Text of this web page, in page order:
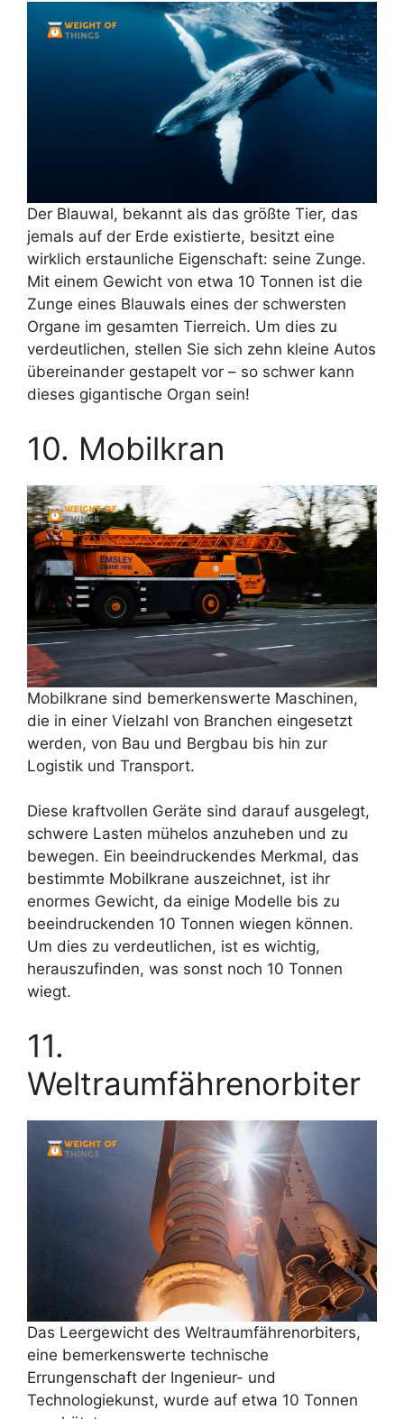
Der Blauwal, bekannt als das größte Tier, das
jemals auf der Erde existierte, besitzt eine
wirklich erstaunliche Eigenschaft: seine Zunge.
Mit einem Gewicht von etwa 10 Tonnen ist die
Zunge eines Blauwals eines der schwersten
Organe im gesamten Tierreich. Um dies zu
verdeutlichen, stellen Sie sich zehn kleine Autos
übereinander gestapelt vor – so schwer kann
dieses gigantische Organ sein!
10. Mobilkran
Mobilkrane sind bemerkenswerte Maschinen,
die in einer Vielzahl von Branchen eingesetzt
werden, von Bau und Bergbau bis hin zur
Logistik und Transport.
Diese kraftvollen Geräte sind darauf ausgelegt,
schwere Lasten mühelos anzuheben und zu
bewegen. Ein beeindruckendes Merkmal, das
bestimmte Mobilkrane auszeichnet, ist ihr
enormes Gewicht, da einige Modelle bis zu
beeindruckenden 10 Tonnen wiegen können.
Um dies zu verdeutlichen, ist es wichtig,
herauszufinden, was sonst noch 10 Tonnen
wiegt.
11.
Weltraumfährenorbiter
Das Leergewicht des Weltraumfährenorbiters,
eine bemerkenswerte technische
Errungenschaft der Ingenieur- und
Technologiekunst, wurde auf etwa 10 Tonnen